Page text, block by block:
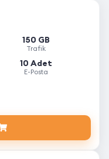
150 GB
Trafik
10 Adet
E-Posta